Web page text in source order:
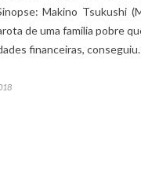
Makino Tsukushi
de uma família pobre
financeiras,